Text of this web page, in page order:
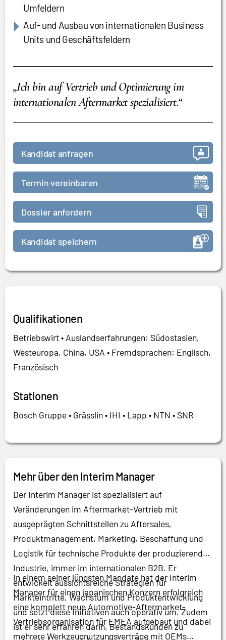
Umfeldern
Auf- und Ausbau von internationalen Business
Units und Geschäftsfeldern
„Ich bin auf Vertrieb und Optimierung im
internationalen Aftermarket spezialisiert.“
Kandidat anfragen
Termin vereinbaren
Dossier anfordern
Kandidat speichern
Qualifikationen
Betriebswirt • Auslandserfahrungen: Südostasien,
Westeuropa, China, USA • Fremdsprachen: Englisch,
Französisch
Stationen
Bosch Gruppe • Grässlin • IHI • Lapp • NTN • SNR
Mehr über den Interim Manager
Der Interim Manager ist spezialisiert auf
Veränderungen im Aftermarket-Vertrieb mit
ausgeprägten Schnittstellen zu Aftersales,
Produktmanagement, Marketing, Beschaffung und
Logistik für technische Produkte der produzierenden
Industrie, immer im internationalen B2B. Er
entwickelt aussichtsreiche Strategien für
Markteintritte, Wachstum und Produktentwicklung
und setzt diese Initiativen auch operativ um. Zudem
ist er sehr erfahren darin, Bestandskunden zu
In einem seiner jüngsten Mandate hat der Interim
Manager für einen japanischen Konzern erfolgreich
eine komplett neue Automotive-Aftermarket-
Vertriebsorganisation für EMEA aufgebaut und dabei
mehrere Werkzeugnutzungsverträge mit OEMs